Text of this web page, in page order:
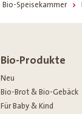
Bio-Speisekammer
Bio-Produkte
Neu
Bio-Brot & Bio-Gebäck
Für Baby & Kind